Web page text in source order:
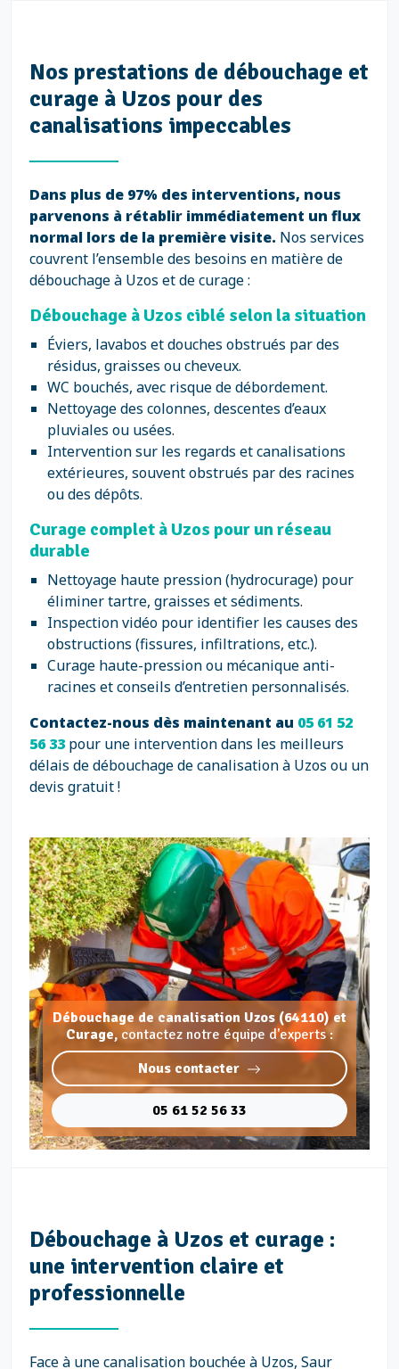
Nos prestations de débouchage et
curage à Uzos pour des
canalisations impeccables
Dans plus de 97% des interventions, nous
parvenons à rétablir immédiatement un flux
normal lors de la première visite. Nos services
couvrent l’ensemble des besoins en matière de
débouchage à Uzos et de curage :
Débouchage à Uzos ciblé selon la situation
Éviers, lavabos et douches obstrués par des
résidus, graisses ou cheveux.
WC bouchés, avec risque de débordement.
Nettoyage des colonnes, descentes d’eaux
pluviales ou usées.
Intervention sur les regards et canalisations
extérieures, souvent obstrués par des racines
ou des dépôts.
Curage complet à Uzos pour un réseau
durable
Nettoyage haute pression (hydrocurage) pour
éliminer tartre, graisses et sédiments.
Inspection vidéo pour identifier les causes des
obstructions (fissures, infiltrations, etc.).
Curage haute-pression ou mécanique anti-
racines et conseils d’entretien personnalisés.
Contactez-nous dès maintenant au 05 61 52
56 33 pour une intervention dans les meilleurs
délais de débouchage de canalisation à Uzos ou un
devis gratuit !
Débouchage de canalisation Uzos (64110) et
Curage,contactez notre équipe d'experts :
Nous contacter
05 61 52 56 33
Débouchage à Uzos et curage :
une intervention claire et
professionnelle
Face à une canalisation bouchée à Uzos, Saur